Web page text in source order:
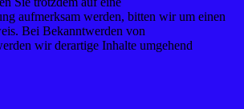
aufmerksam werden, bitten wir um einen
Bei Bekanntwerden von
wir derartige Inhalte umgehend